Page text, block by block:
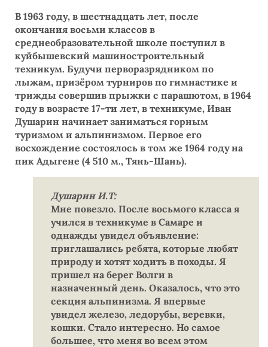
В 1963 году, в шестнадцать лет, после
окончания восьми классов в
среднеобразовательной школе поступил в
куйбышевский машиностроительный
техникум. Будучи перворазрядником по
лыжам, призёром турниров по гимнастике и
трижды совершив прыжки с парашютом, в 1964
году в возрасте 17-ти лет, в техникуме, Иван
Душарин начинает заниматься горным
туризмом и альпинизмом. Первое его
восхождение состоялось в том же 1964 году на
пик Адыгене (4 510 м., Тянь-Шань).
Душарин И.Т:
Мне повезло. После восьмого класса я
учился в техникуме в Самаре и
однажды увидел объявление:
приглашались ребята, которые любят
природу и хотят ходить в походы. Я
пришел на берег Волги в
назначенный день. Оказалось, что это
секция альпинизма. Я впервые
увидел железо, ледорубы, веревки,
кошки. Стало интересно. Но самое
большее, что меня во всем этом